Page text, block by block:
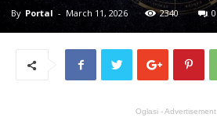
By Portal - March 11, 2026 2340 0
Oglasi - Advertisement